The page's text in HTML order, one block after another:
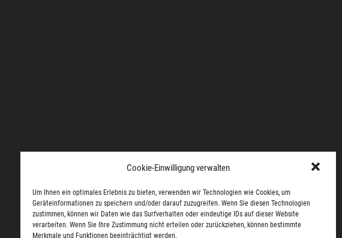
Cookie-Einwilligung verwalten
Um Ihnen ein optimales Erlebnis zu bieten, verwenden wir Technologien wie Cookies, um
Geräteinformationen zu speichern und/oder darauf zuzugreifen. Wenn Sie diesen Technologien
zustimmen, können wir Daten wie das Surfverhalten oder eindeutige IDs auf dieser Website
verarbeiten. Wenn Sie Ihre Zustimmung nicht erteilen oder zurückziehen, können bestimmte
Merkmale und Funktionen beeinträchtigt werden.